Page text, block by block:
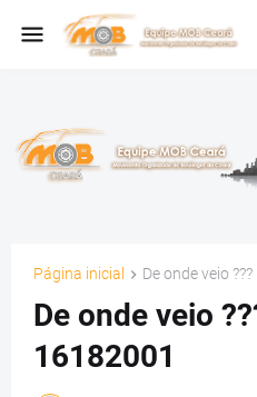
Página inicial De onde veio ???
De onde veio
16182001